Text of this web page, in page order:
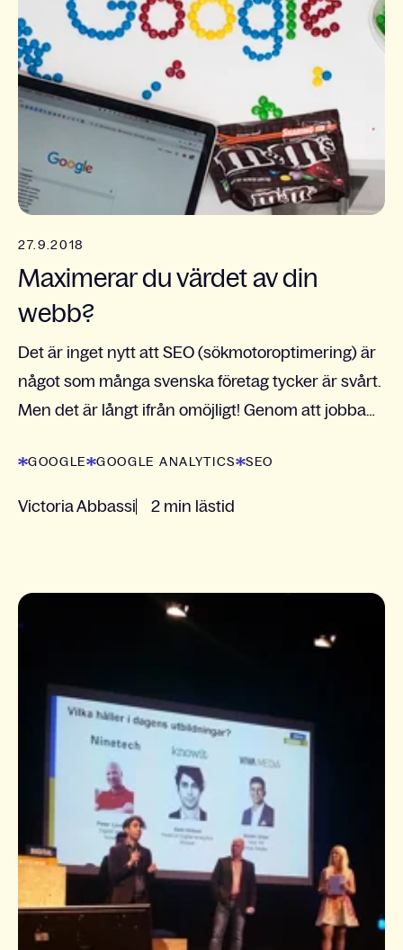
27.9.2018
Maximerar du värdet av din
webb?
Det är inget nytt att SEO (sökmotoroptimering) är
något som många svenska företag tycker är svårt.
Men det är långt ifrån omöjligt! Genom att jobba
GOOGLE GOOGLE ANALYTICS SEO
Victoria Abbassi 2 min lästid